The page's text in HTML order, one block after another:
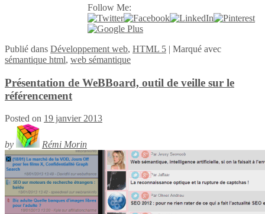
Follow Me:
Publié dans Développement web, HTML 5 | Marqué avec
sémantique html, web sémantique
Présentation de WeBBoard, outil de veille sur le
référencement
Posted on 19 janvier 2013
by Rémi Morin